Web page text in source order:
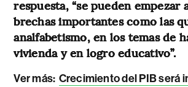
respuesta, “se pueden empezar
brechas importantes como las
analfabetismo, en los temas de
vivienda y en logro educativo”.
Ver más: Crecimiento del PIB será